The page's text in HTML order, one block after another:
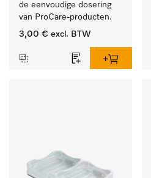
de eenvoudige dosering
van ProCare-producten.
3,00 € excl. BTW